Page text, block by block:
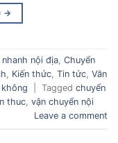
→
nội địa, Chuyển
, Kiến thức, Tin tức, Văn
Tagged chuyển
thuc, vận chuyển nội
Leave a comment